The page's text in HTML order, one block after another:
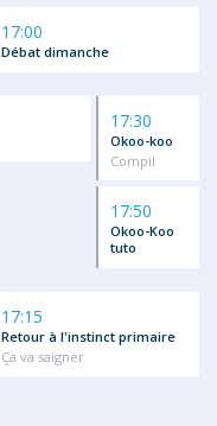
17:00
Débat dimanche
17:30
Okoo-koo
Compil
17:50
Okoo-Koo
tuto
17:15
Retour à l'instinct primaire
Ça va saigner